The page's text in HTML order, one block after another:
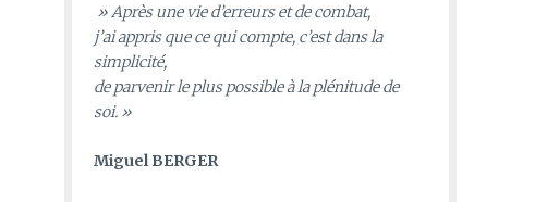
» Après une vie d’erreurs et de combat,
j’ai appris que ce qui compte, c’est dans la
simplicité,
de parvenir le plus possible à la plénitude de
soi. »
Miguel BERGER